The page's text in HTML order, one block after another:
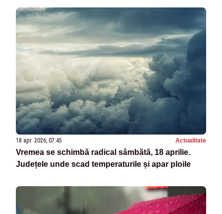
18 apr. 2026, 07:45 Actualitate
Vremea se schimbă radical sâmbătă, 18 aprilie.
Județele unde scad temperaturile și apar ploile